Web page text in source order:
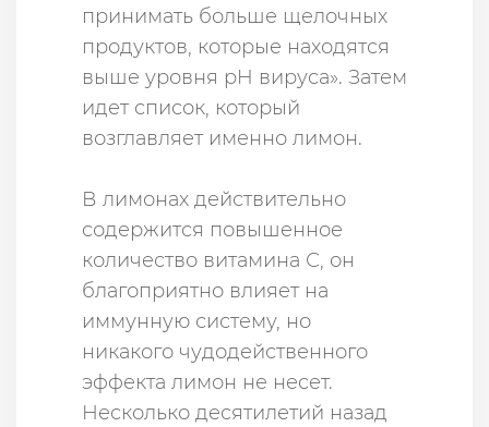
принимать больше щелочных
продуктов, которые находятся
выше уровня pH вируса». Затем
идет список, который
возглавляет именно лимон.
В лимонах действительно
содержится повышенное
количество витамина С, он
благоприятно влияет на
иммунную систему, но
никакого чудодейственного
эффекта лимон не несет.
Несколько десятилетий назад